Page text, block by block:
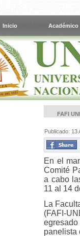
Inicio Académico
FAFI
Publicado: 13
En el
Comité
a cabo
11 al 14
La
(FAFI-
panelista